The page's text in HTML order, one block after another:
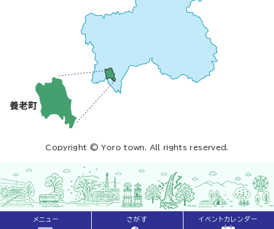
メニュー イベントカレンダー
さがす
Copyright © Yoro town. All rights reserved.